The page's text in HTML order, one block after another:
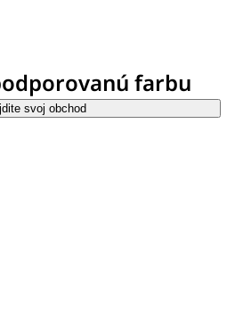
farbu
svoj obchod